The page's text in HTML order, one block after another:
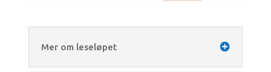
Mer om leseløpet